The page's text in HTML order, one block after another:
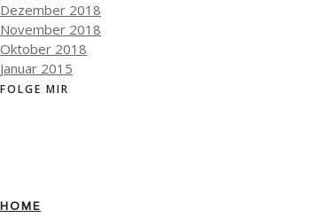
Dezember 2018
November 2018
Oktober 2018
Januar 2015
FOLGE MIR
HOME